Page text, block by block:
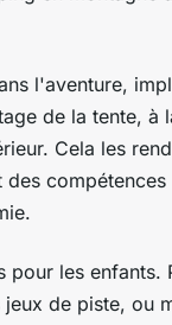
l'aventure,
de la tente, à
Cela les
les enfants.
de piste, ou